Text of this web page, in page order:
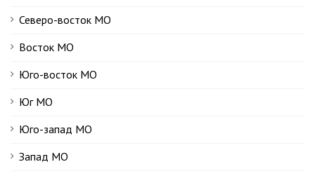
Северо-восток МО
Восток МО
Юго-восток МО
Юг МО
Юго-запад МО
Запад МО